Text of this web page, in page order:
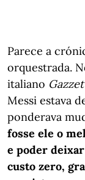
Parece a
orquestrada.
italiano
Messi estava
ponderava
fosse ele o
e poder
custo zero,